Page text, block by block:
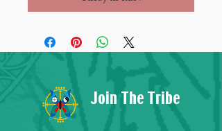
Join The Tribe